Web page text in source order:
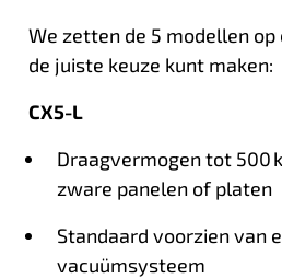
We zetten de 5 modellen op
de juiste keuze kunt maken:
CX5-L
Draagvermogen tot 500
zware panelen of platen
Standaard voorzien van
vacuümsysteem